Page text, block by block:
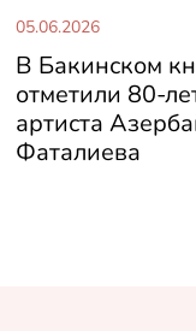
05.06.2026
В Бакинском
отметили 80-
артиста
Фаталиева